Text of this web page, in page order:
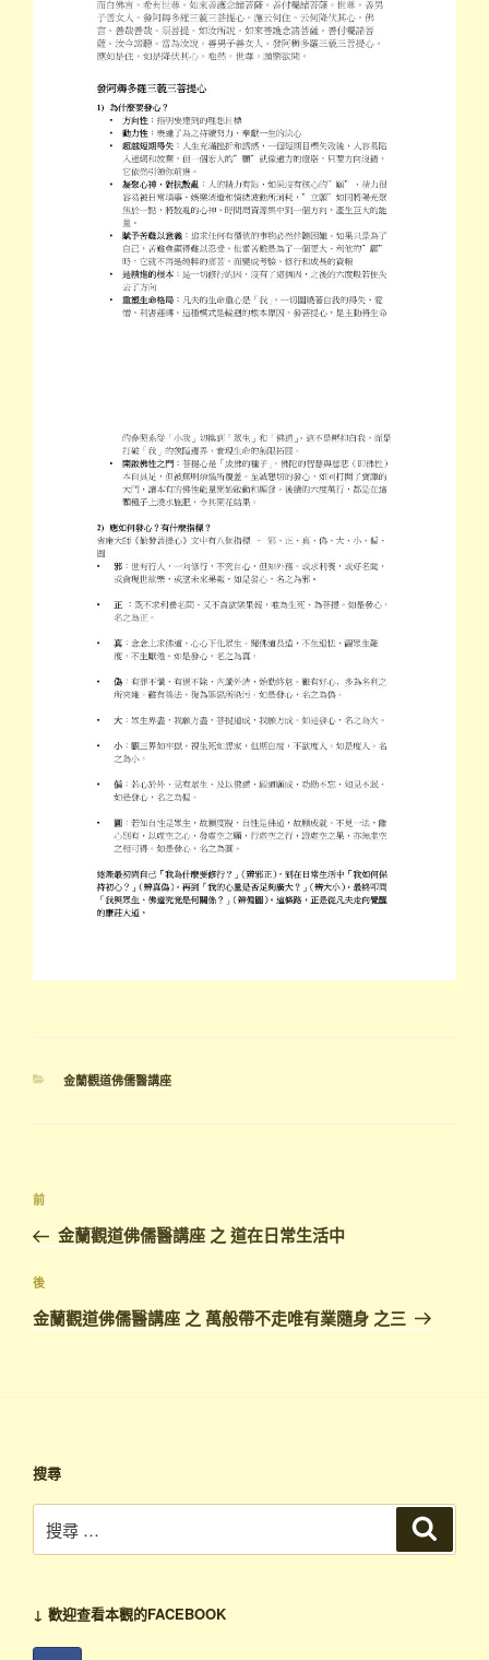
分
金蘭觀道佛儒醫講座
文
導
覽
上
一
篇
文
章
前
金蘭觀道佛儒醫講座 之 道在日常生活中
下
篇
文
後
金蘭觀道佛儒醫講座 之 萬般帶不走唯有業隨身 之三
搜尋
尋：
↓ 歡迎查看本觀的FACEBOOK